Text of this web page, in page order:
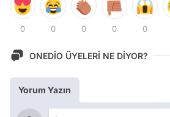
0 0 0 0 0
ONEDİO ÜYELERİ NE DİYOR?
Yorum Yazın